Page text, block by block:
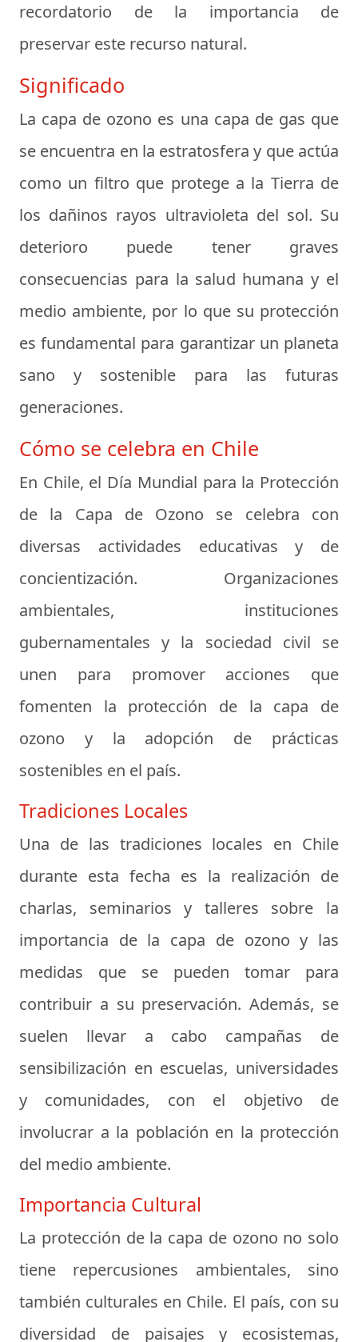
recordatorio de la importancia de
preservar este recurso natural.
Significado
La capa de ozono es una capa de gas que
se encuentra en la estratosfera y que actúa
como un filtro que protege a la Tierra de
los dañinos rayos ultravioleta del sol. Su
deterioro puede tener graves
consecuencias para la salud humana y el
medio ambiente, por lo que su protección
es fundamental para garantizar un planeta
sano y sostenible para las futuras
generaciones.
Cómo se celebra en Chile
En Chile, el Día Mundial para la Protección
de la Capa de Ozono se celebra con
diversas actividades educativas y de
concientización. Organizaciones
ambientales, instituciones
gubernamentales y la sociedad civil se
unen para promover acciones que
fomenten la protección de la capa de
ozono y la adopción de prácticas
sostenibles en el país.
Tradiciones Locales
Una de las tradiciones locales en Chile
durante esta fecha es la realización de
charlas, seminarios y talleres sobre la
importancia de la capa de ozono y las
medidas que se pueden tomar para
contribuir a su preservación. Además, se
suelen llevar a cabo campañas de
sensibilización en escuelas, universidades
y comunidades, con el objetivo de
involucrar a la población en la protección
del medio ambiente.
Importancia Cultural
La protección de la capa de ozono no solo
tiene repercusiones ambientales, sino
también culturales en Chile. El país, con su
diversidad de paisajes y ecosistemas,